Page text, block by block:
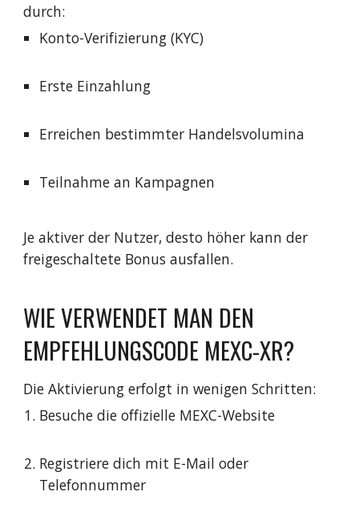
durch:
Konto-Verifizierung (KYC)
Erste Einzahlung
Erreichen bestimmter Handelsvolumina
Teilnahme an Kampagnen
Je aktiver der Nutzer, desto höher kann der
freigeschaltete Bonus ausfallen.
WIE VERWENDET MAN DEN
EMPFEHLUNGSCODE MEXC-XR?
Die Aktivierung erfolgt in wenigen Schritten:
Besuche die offizielle MEXC-Website
Registriere dich mit E-Mail oder
Telefonnummer